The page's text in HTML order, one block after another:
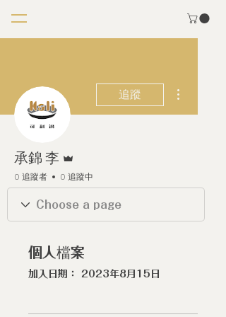
追蹤
承錦 李
0 追蹤者 0 追蹤中
個人檔案
加入日期： 2023年8月15日